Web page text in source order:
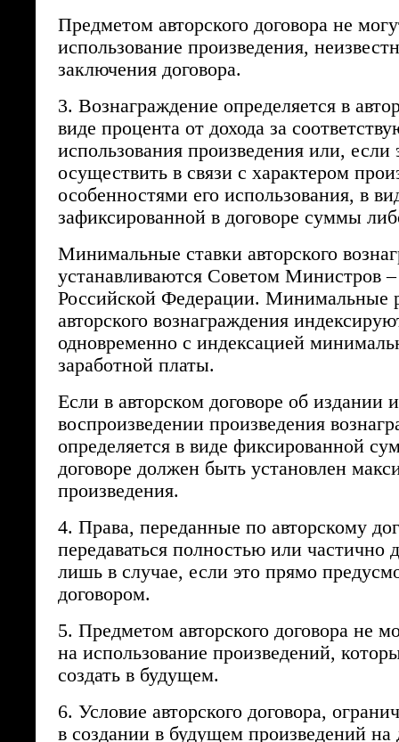
Предметом авторского договора не
использование произведения,
заключения договора.
3. Вознаграждение определяется в
виде процента от дохода за
использования произведения или, если
осуществить в связи с характером
особенностями его использования, в
зафиксированной в договоре суммы
Минимальные ставки авторского
устанавливаются Советом Министров
Российской Федерации. Минимальные
авторского вознаграждения
одновременно с индексацией
заработной платы.
Если в авторском договоре об издании
воспроизведении произведения
определяется в виде фиксированной
договоре должен быть установлен
произведения.
4. Права, переданные по авторскому
передаваться полностью или частично
лишь в случае, если это прямо
договором.
5. Предметом авторского договора не
на использование произведений,
создать в будущем.
6. Условие авторского договора,
в создании в будущем произведений